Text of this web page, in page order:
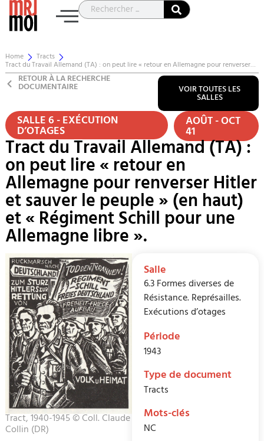
Home Tracts
Tract du Travail Allemand (TA) : on peut lire « retour en Allemagne pour renverser…
RETOUR À LA RECHERCHE
DOCUMENTAIRE VOIR TOUTES LES
SALLES
SALLE 6 - EXÉCUTION
D’OTAGES AOÛT - OCT
41
Tract du Travail Allemand (TA) :
on peut lire « retour en
Allemagne pour renverser Hitler
et sauver le peuple » (en haut)
et « Régiment Schill pour une
Allemagne libre ».
Tract, 1940-1945 © Coll. Claude
Collin (DR)
Salle
6.3 Formes diverses de
Résistance. Représailles.
Exécutions d’otages
Période
1943
Type de document
Tracts
Mots-clés
NC